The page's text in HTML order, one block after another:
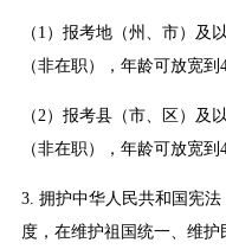
（1）报考地（州、市）及
（非在职），年龄可放宽到
（2）报考县（市、区）及
（非在职），年龄可放宽到
3. 拥护中华人民共和国宪
度，在维护祖国统一、维